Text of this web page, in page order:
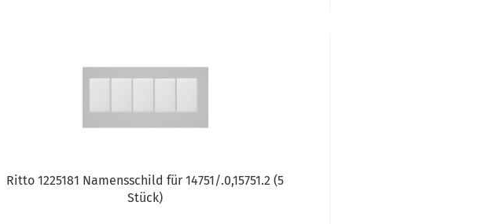
Ritto 1225181 Namensschild für 14751/.0,15751.2 (5
Stück)